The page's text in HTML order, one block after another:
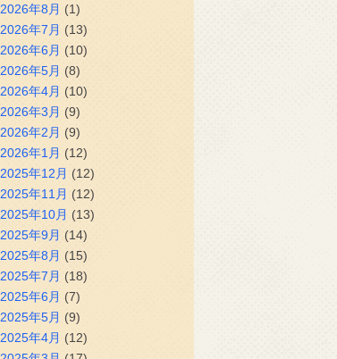
2026年8月 (1)
2026年7月 (13)
2026年6月 (10)
2026年5月 (8)
2026年4月 (10)
2026年3月 (9)
2026年2月 (9)
2026年1月 (12)
2025年12月 (12)
2025年11月 (12)
2025年10月 (13)
2025年9月 (14)
2025年8月 (15)
2025年7月 (18)
2025年6月 (7)
2025年5月 (9)
2025年4月 (12)